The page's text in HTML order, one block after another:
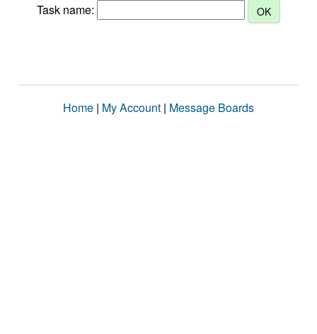
Task name:
Home | My Account | Message Boards